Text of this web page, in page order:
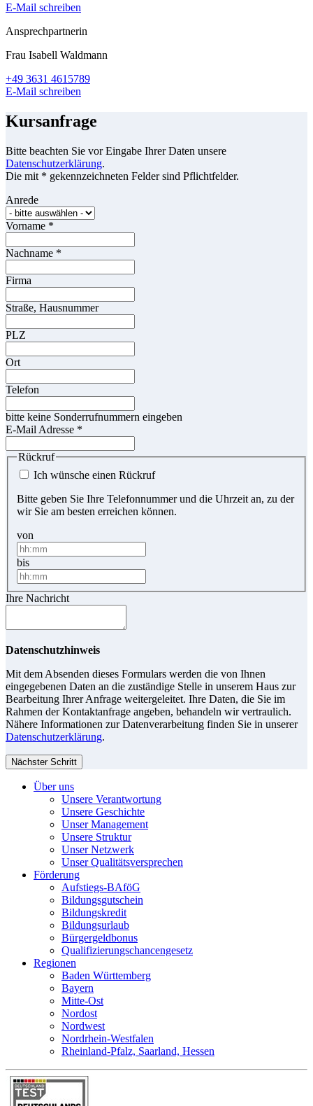
E-Mail schreiben
Ansprechpartnerin
Frau Isabell Waldmann
+49 3631 4615789
E-Mail schreiben
Kursanfrage
Bitte beachten Sie vor Eingabe Ihrer Daten unsere
Datenschutzerklärung.
Die mit * gekennzeichneten Felder sind Pflichtfelder.
Anrede
Vorname *
Nachname *
Firma
Straße, Hausnummer
PLZ
Ort
Telefon
bitte keine Sonderrufnummern eingeben
E-Mail Adresse *
Rückruf
Ich wünsche einen Rückruf
Bitte geben Sie Ihre Telefonnummer und die Uhrzeit an, zu der
wir Sie am besten erreichen können.
von
bis
Ihre Nachricht
Datenschutzhinweis
Mit dem Absenden dieses Formulars werden die von Ihnen
eingegebenen Daten an die zuständige Stelle in unserem Haus zur
Bearbeitung Ihrer Anfrage weitergeleitet. Ihre Daten, die Sie im
Rahmen der Kontaktanfrage angeben, behandeln wir vertraulich.
Nähere Informationen zur Datenverarbeitung finden Sie in unserer
Datenschutzerklärung.
Nächster Schritt
Über uns
Unsere Verantwortung
Unsere Geschichte
Unser Management
Unsere Struktur
Unser Netzwerk
Unser Qualitätsversprechen
Förderung
Aufstiegs-BAföG
Bildungsgutschein
Bildungskredit
Bildungsurlaub
Bürgergeldbonus
Qualifizierungschancengesetz
Regionen
Baden Württemberg
Bayern
Mitte-Ost
Nordost
Nordwest
Nordrhein-Westfalen
Rheinland-Pfalz, Saarland, Hessen